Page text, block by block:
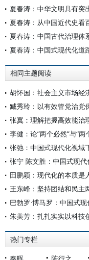
夏春涛：中华文明具有突
夏春涛：从中国近代史看
夏春涛：中国古代治理体
夏春涛：中国式现代化道
相同主题阅读
胡怀国：社会主义市场经
臧秀玲：以有效管党治党
张翼：理解把握高效能治
张宁 陈文胜：中国式现
田鹏颖：现代化的本质是
王东峰：坚持团结和民主
朱美芳：扎扎实实以科技
热门专栏